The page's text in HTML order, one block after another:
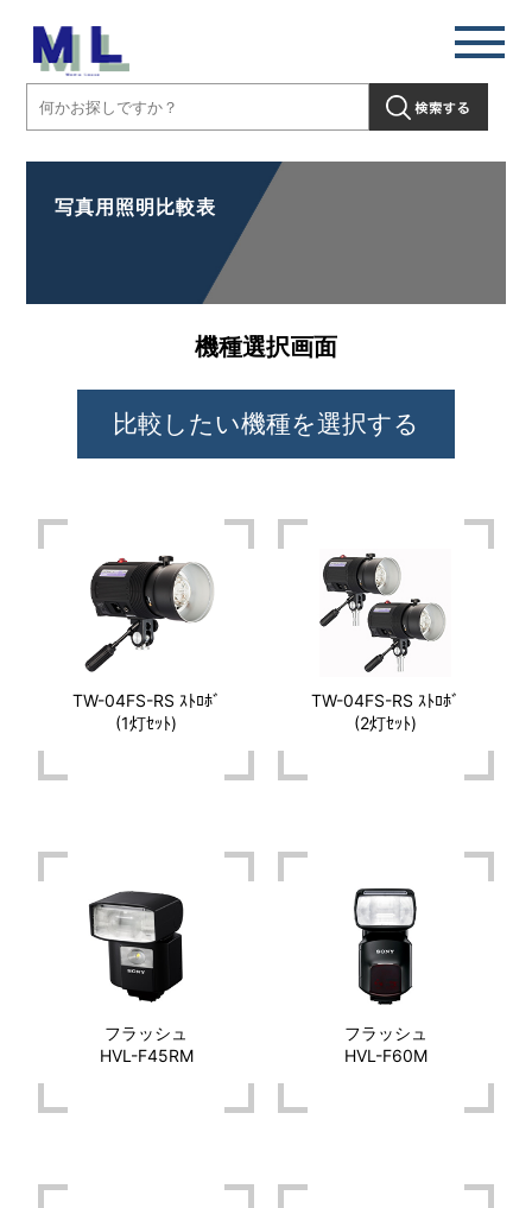
写真用照明比較表
機種選択画面
TW-04FS-RS ｽﾄﾛﾎﾞ
(1灯ｾｯﾄ)
TW-04FS-RS ｽﾄﾛﾎﾞ
(2灯ｾｯﾄ)
フラッシュ
HVL-F45RM
フラッシュ
HVL-F60M